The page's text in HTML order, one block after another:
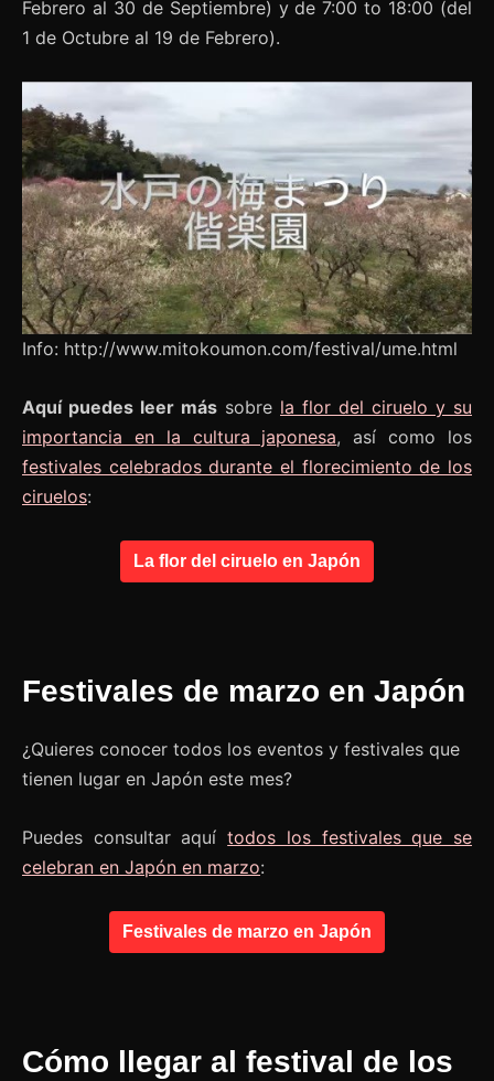
Febrero al 30 de Septiembre) y de 7:00 to 18:00 (del
1 de Octubre al 19 de Febrero).
Info: http://www.mitokoumon.com/festival/ume.html
Aquí puedes leer más sobre la flor del ciruelo y su
importancia en la cultura japonesa, así como los
festivales celebrados durante el florecimiento de los
ciruelos:
La flor del ciruelo en Japón
Festivales de marzo en Japón
¿Quieres conocer todos los eventos y festivales que
tienen lugar en Japón este mes?
Puedes consultar aquítodos los festivales que se
celebran en Japón en marzo:
Festivales de marzo en Japón
Cómo llegar al festival de los